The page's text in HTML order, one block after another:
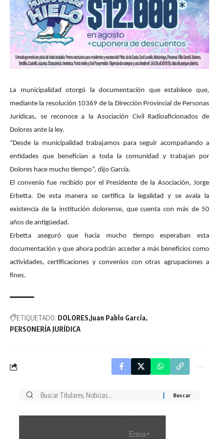
La municipalidad otorgó la documentación que establece que,
mediante la resolución 10369 de la Dirección Provincial de Personas
Jurídicas, se reconoce a la Asociación Civil Radioaficionados de
Dolores ante la ley.
“Desde la municipalidad trabajamos para seguir acompañando a
entidades que benefician a toda la comunidad y trabajan por
Dolores hace mucho tiempo”, dijo García.
El convenio fue recibido por el Presidente de la Asociación, Jorge
Erbetta. De esta manera se certifica la legalidad y se avala la
existencia de la institución dolorense, que cuenta con más de 50
años de antigüedad.
Erbetta aseguró que hacia mucho tiempo esperaban esta
documentación y que ahora podrán acceder a más beneficios como
actividades, certificaciones y convenios con otras agrupaciones a
fines.
ETIQUETADO: DOLORES Juan Pablo García
PERSONERÍA JURÍDICA
Buscar